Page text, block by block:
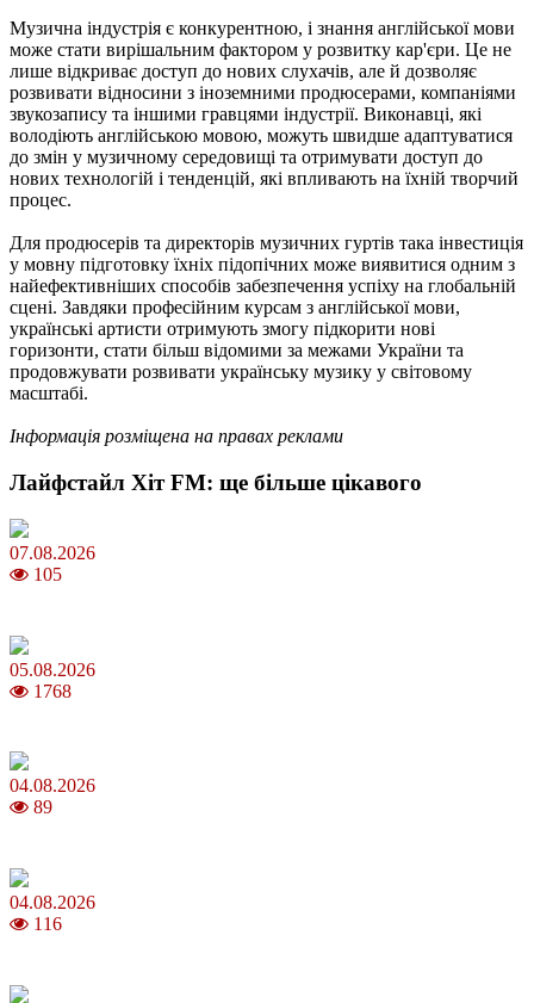
Музична індустрія є конкурентною, і знання англійської мови
може стати вирішальним фактором у розвитку кар'єри. Це не
лише відкриває доступ до нових слухачів, але й дозволяє
розвивати відносини з іноземними продюсерами, компаніями
звукозапису та іншими гравцями індустрії. Виконавці, які
володіють англійською мовою, можуть швидше адаптуватися
до змін у музичному середовищі та отримувати доступ до
нових технологій і тенденцій, які впливають на їхній творчий
процес.
Для продюсерів та директорів музичних гуртів така інвестиція
у мовну підготовку їхніх підопічних може виявитися одним з
найефективніших способів забезпечення успіху на глобальній
сцені. Завдяки професійним курсам з англійської мови,
українські артисти отримують змогу підкорити нові
горизонти, стати більш відомими за межами України та
продовжувати розвивати українську музику у світовому
масштабі.
Інформація розміщена на правах реклами
Лайфстайл Хіт FM: ще більше цікавого
07.08.2026
105
05.08.2026
1768
04.08.2026
89
04.08.2026
116